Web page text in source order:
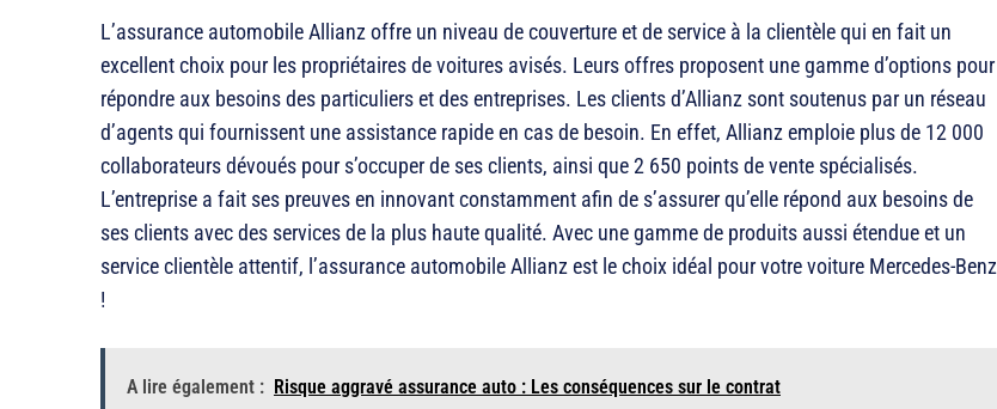
L’assurance automobile Allianz offre un niveau de couverture et de service à la clientèle qui en fait un
excellent choix pour les propriétaires de voitures avisés. Leurs offres proposent une gamme d’options pour
répondre aux besoins des particuliers et des entreprises. Les clients d’Allianz sont soutenus par un réseau
d’agents qui fournissent une assistance rapide en cas de besoin. En effet, Allianz emploie plus de 12 000
collaborateurs dévoués pour s’occuper de ses clients, ainsi que 2 650 points de vente spécialisés.
L’entreprise a fait ses preuves en innovant constamment afin de s’assurer qu’elle répond aux besoins de
ses clients avec des services de la plus haute qualité. Avec une gamme de produits aussi étendue et un
service clientèle attentif, l’assurance automobile Allianz est le choix idéal pour votre voiture Mercedes-Benz
!
A lire également : Risque aggravé assurance auto : Les conséquences sur le contrat